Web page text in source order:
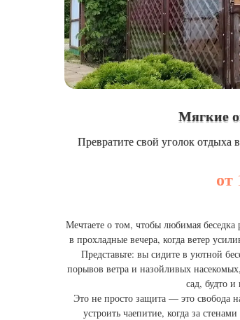
Мягкие
Превратите свой уголок отдыха
от
Мечтаете о том, чтобы любимая
в прохладные вечера, когда ветер
Представьте: вы сидите в уютной
порывов ветра и назойливых
сад, будто
Это не просто защита — это свобода
устроить чаепитие, когда за